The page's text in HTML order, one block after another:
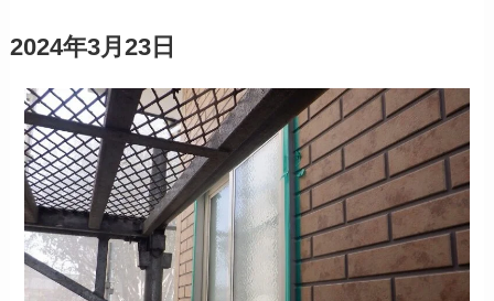
2024年3月23日